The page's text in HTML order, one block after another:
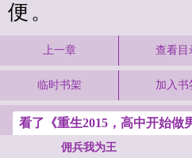
便。
上一章 查看目
临时书架 加入书
看了《重生2015，高中开始做
佣兵我为王